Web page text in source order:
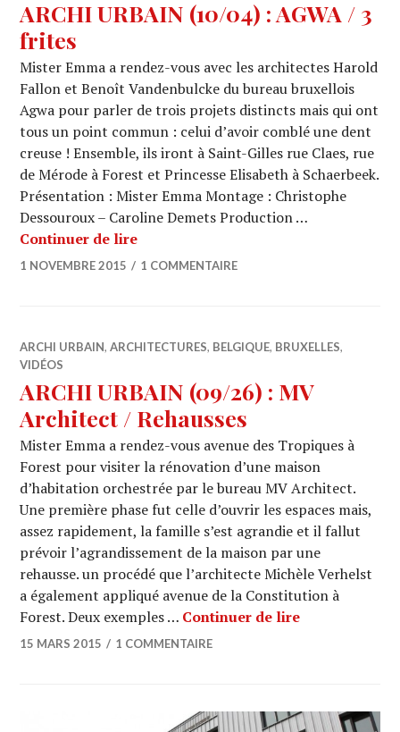
ARCHI URBAIN (10/04) : AGWA / 3
frites
Mister Emma a rendez-vous avec les architectes Harold
Fallon et Benoît Vandenbulcke du bureau bruxellois
Agwa pour parler de trois projets distincts mais qui ont
tous un point commun : celui d’avoir comblé une dent
creuse ! Ensemble, ils iront à Saint-Gilles rue Claes, rue
de Mérode à Forest et Princesse Elisabeth à Schaerbeek.
Présentation : Mister Emma Montage : Christophe
Dessouroux – Caroline Demets Production …
Continuer de lireARCHI URBAIN (10/04) : AGWA / 3
1 NOVEMBRE 2015 1 COMMENTAIRE
ARCHI URBAIN,ARCHITECTURES, BELGIQUE, BRUXELLES,
VIDÉOS
ARCHI URBAIN (09/26) : MV
Architect / Rehausses
Mister Emma a rendez-vous avenue des Tropiques à
Forest pour visiter la rénovation d’une maison
d’habitation orchestrée par le bureau MV Architect.
Une première phase fut celle d’ouvrir les espaces mais,
assez rapidement, la famille s’est agrandie et il fallut
prévoir l’agrandissement de la maison par une
rehausse. un procédé que l’architecte Michèle Verhelst
a également appliqué avenue de la Constitution à
Forest. Deux exemples … Continuer de lireARCHI
15 MARS 2015 1 COMMENTAIRE